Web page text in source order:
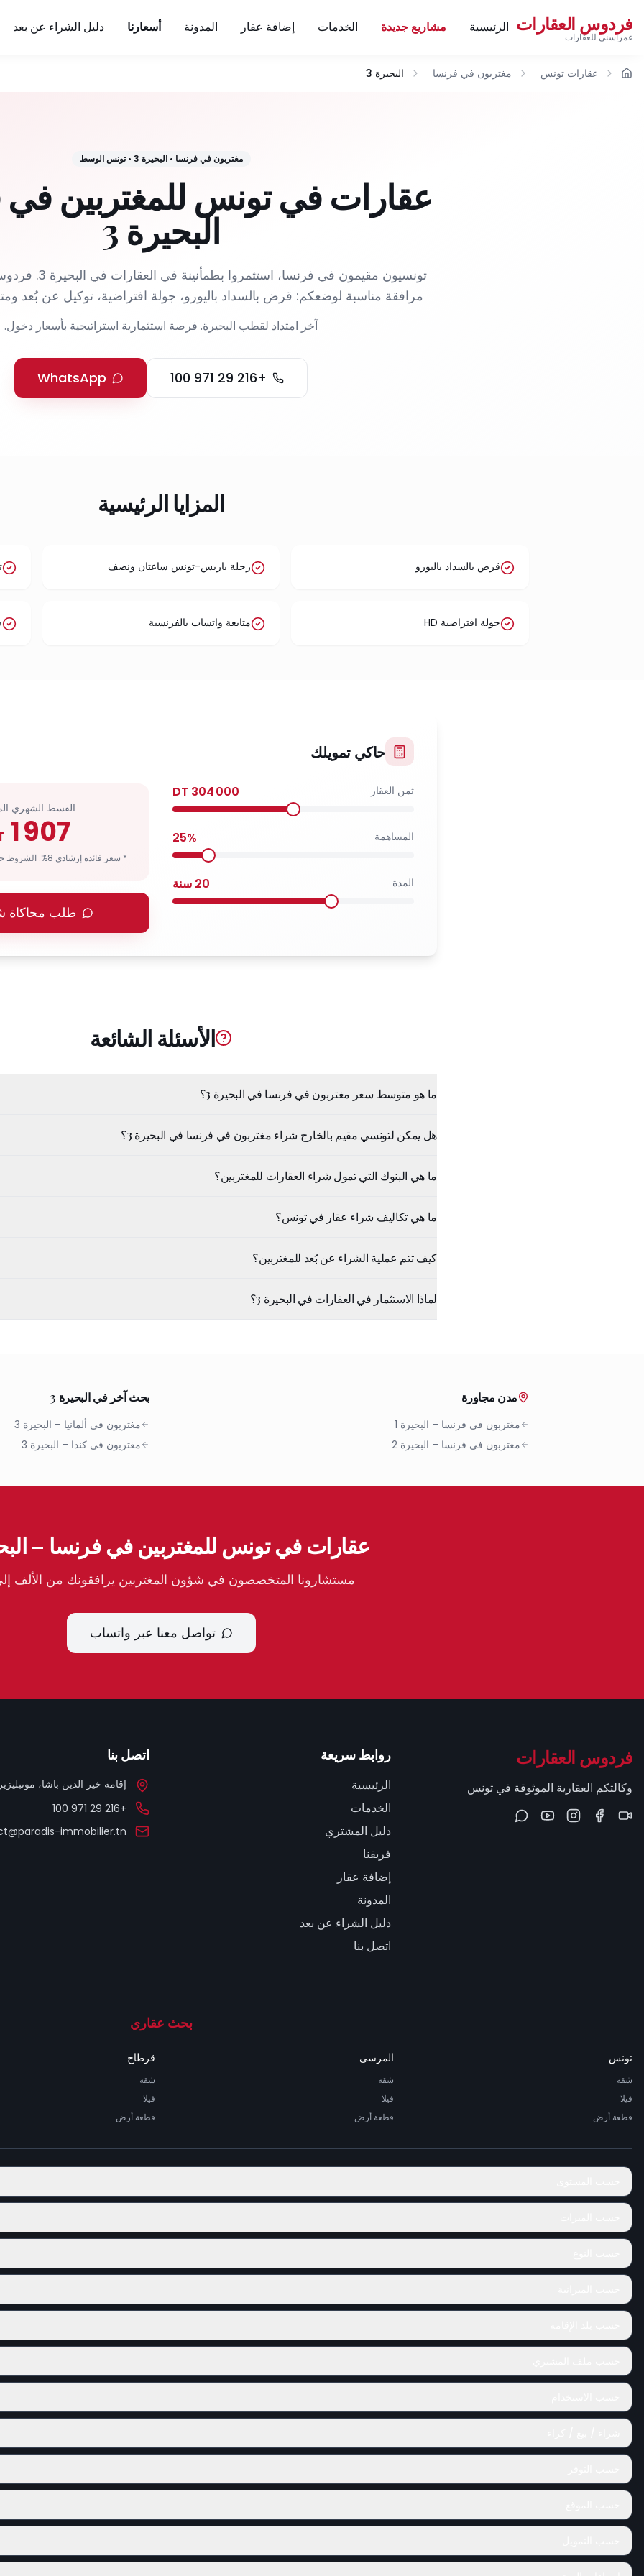
فردوس العقارات
غمراسني للعقارات
الرئيسية مشاريع جديدة الخدمات إضافة عقار المدونة أسعارنا دليل الشراء عن بعد
الرئيسية عقارات تونس مغتربون في فرنسا البحيرة 3
مغتربون في فرنسا •البحيرة 3 •تونس الوسط
عقارات في تونس للمغتربين
البحيرة 3
تونسيون مقيمون في
مرافقة مناسبة لوضعكم: قرض بالسداد باليورو، جولة افتراضية، توكيل عن بُعد
آخر امتداد لقطب البحيرة. فرصة استثمارية استراتيجية بأسعار دخول.
WhatsApp +216 29 971 100
المزايا الرئيسية
قرض بالسداد باليورو رحلة باريس-تونس ساعتان ونصف
جولة افتراضية HD متابعة واتساب بالفرنسية
حاكي تمويلك
ثمن العقار 304 000
المساهمة 25%
المدة 20 سنة
القسط الشهري
1 907
* سعر فائدة إرشادي 8%. الشروط حسب ملف المغترب.
طلب محاكاة
الأسئلة الشائعة
ما هو متوسط سعر مغتربون في فرنسا في البحيرة 3؟
هل يمكن لتونسي مقيم بالخارج شراء مغتربون في فرنسا في البحيرة 3؟
ما هي البنوك التي تمول شراء العقارات للمغتربين؟
ما هي تكاليف شراء عقار في تونس؟
كيف تتم عملية الشراء عن بُعد للمغتربين؟
لماذا الاستثمار في العقارات في البحيرة 3؟
مدن مجاورة
مغتربون في فرنسا – البحيرة 1
مغتربون في فرنسا – البحيرة 2
بحث آخر في البحيرة 3
مغتربون في ألمانيا – البحيرة 3
مغتربون في كندا – البحيرة 3
عقارات في تونس للمغتربين في فرنسا –
مستشارونا المتخصصون في شؤون المغتربين يرافقونك من الألف إلى
تواصل معنا عبر واتساب
فردوس العقارات
وكالتكم العقارية الموثوقة في تونس
روابط سريعة
الرئيسية
الخدمات
دليل المشتري
فريقنا
إضافة عقار
المدونة
دليل الشراء عن بعد
اتصل بنا
اتصل بنا
إقامة خير الدين باشا، مونبليزير،
+216 29 971 100
immobilier.tn
بحث عقاري
تونس
شقة
فيلا
قطعة أرض
المرسى
شقة
فيلا
قطعة أرض
قرطاج
شقة
فيلا
قطعة أرض